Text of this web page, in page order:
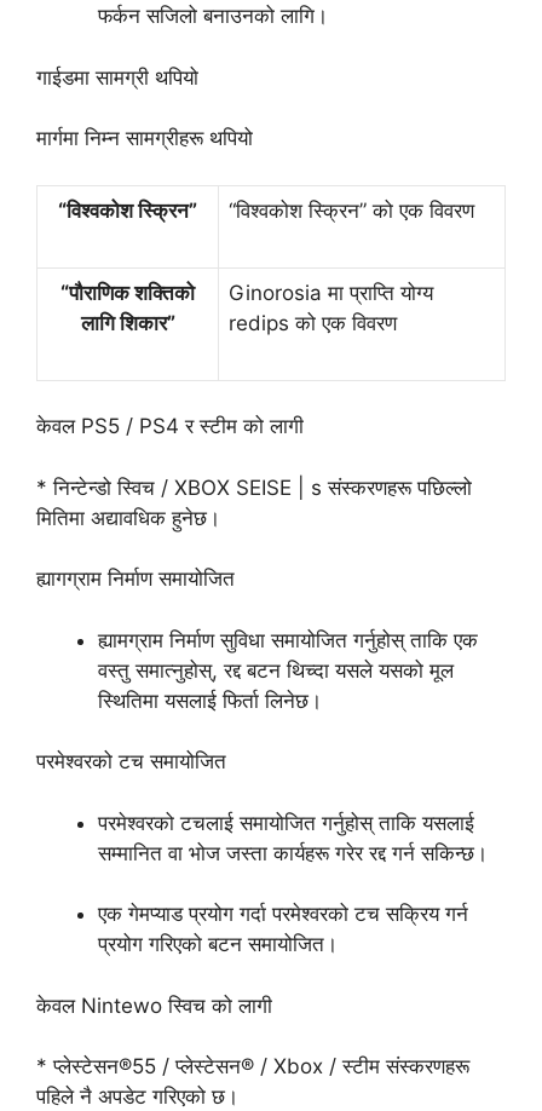
फर्कन सजिलो बनाउनको लागि।
गाईडमा सामग्री थपियो
मार्गमा निम्न सामग्रीहरू थपियो
“विश्वकोश स्क्रिन” “विश्वकोश स्क्रिन” को एक विवरण
“पौराणिक शक्तिको
लागि शिकार”
Ginorosia मा प्राप्ति योग्य
redips को एक विवरण
केवल PS5 / PS4 र स्टीम को लागी
* निन्टेन्डो स्विच / XBOX SEISE | s संस्करणहरू पछिल्लो
मितिमा अद्यावधिक हुनेछ।
ह्यागग्राम निर्माण समायोजित
ह्यामग्राम निर्माण सुविधा समायोजित गर्नुहोस् ताकि एक
वस्तु समात्नुहोस्, रद्द बटन थिच्दा यसले यसको मूल
स्थितिमा यसलाई फिर्ता लिनेछ।
परमेश्वरको टच समायोजित
परमेश्वरको टचलाई समायोजित गर्नुहोस् ताकि यसलाई
सम्मानित वा भोज जस्ता कार्यहरू गरेर रद्द गर्न सकिन्छ।
एक गेमप्याड प्रयोग गर्दा परमेश्वरको टच सक्रिय गर्न
प्रयोग गरिएको बटन समायोजित।
केवल Nintewo स्विच को लागी
* प्लेस्टेसन®55 / प्लेस्टेसन® / Xbox / स्टीम संस्करणहरू
पहिले नै अपडेट गरिएको छ।